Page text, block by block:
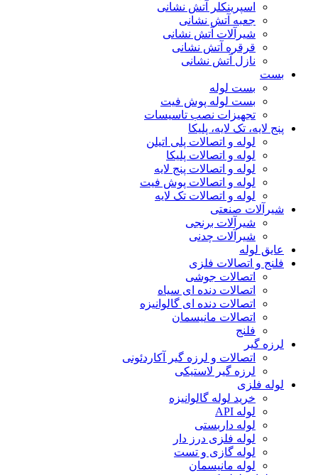
اسپرینکلر آتش نشانی
جعبه آتش نشانی
شیرآلات آتش نشانی
قرقره آتش نشانی
نازل آتش نشانی
بست
بست لوله
بست لوله پوش فیت
تجهیزات نصب تاسیسات
پنج لایه، تک لایه، پلیکا
لوله و اتصالات پلی اتیلن
لوله و اتصالات پلیکا
لوله و اتصالات پنج لایه
لوله و اتصالات پوش فیت
لوله و اتصالات تک لایه
شیرآلات صنعتی
شیرآلات برنجی
شیرآلات چدنی
عایق لوله
فلنج و اتصالات فلزی
اتصالات جوشی
اتصالات دنده ای سیاه
اتصالات دنده ای گالوانیزه
اتصالات مانیسمان
فلنج
لرزه گیر
اتصالات و لرزه گیر آکاردئونی
لرزه گیر لاستیکی
لوله فلزی
خرید لوله گالوانیزه
لوله API
لوله داربستی
لوله فلزی درز دار
لوله گازی و تست
لوله مانیسمان